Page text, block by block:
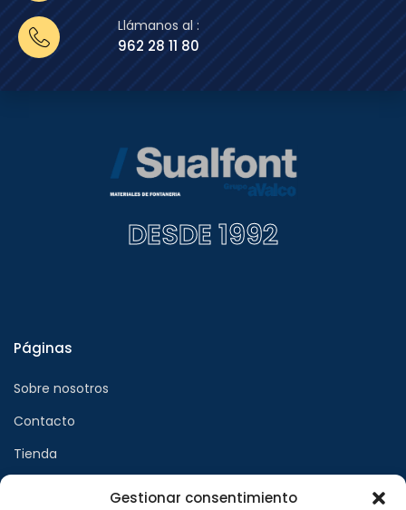
Gestionar consentimiento
Llámanos al :
962 28 11 80
DESDE 1992
Páginas
Sobre nosotros
Contacto
Tienda